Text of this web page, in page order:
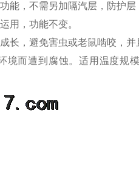
能，不需另加隔汽层，防护层
用，功能不变。
，避免害虫或老鼠啮咬，并
境而遭到腐蚀。适用温度规